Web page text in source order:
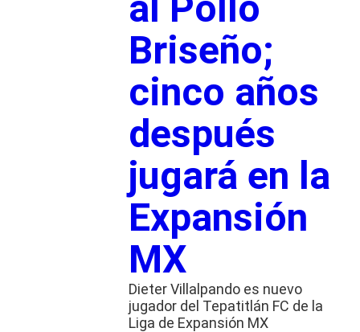
Briseño;
cinco años
después
jugará en la
Expansión
MX
Dieter Villalpando es nuevo
jugador del Tepatitlán FC de la
Liga de Expansión MX